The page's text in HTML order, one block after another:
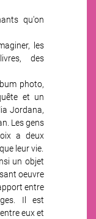
qu'on
les
des
photo,
et un
Jordana,
Les gens
a deux
leur vie.
un objet
oeuvre
entre
Il est
eux et